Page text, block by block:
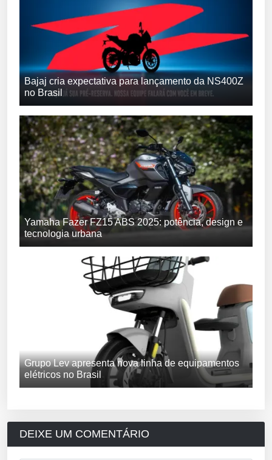
Bajaj cria expectativa para lançamento da NS400Z
no Brasil
Yamaha Fazer FZ15 ABS 2025: potência, design e
tecnologia urbana
Grupo Lev apresenta nova linha de equipamentos
elétricos no Brasil
DEIXE UM COMENTÁRIO